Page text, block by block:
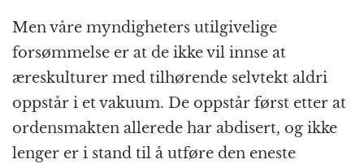
Men våre myndigheters utilgivelige
forsømmelse er at de ikke vil innse at
æreskulturer med tilhørende selvtekt aldri
oppstår i et vakuum. De oppstår først etter at
ordensmakten allerede har abdisert, og ikke
lenger er i stand til å utføre den eneste